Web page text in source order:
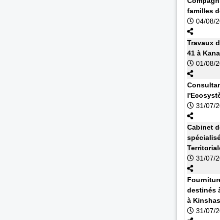
familles
04/08/
Travaux
41 à
01/08/
31/07/
Cabinet
31/07/
destinés
à
31/07/